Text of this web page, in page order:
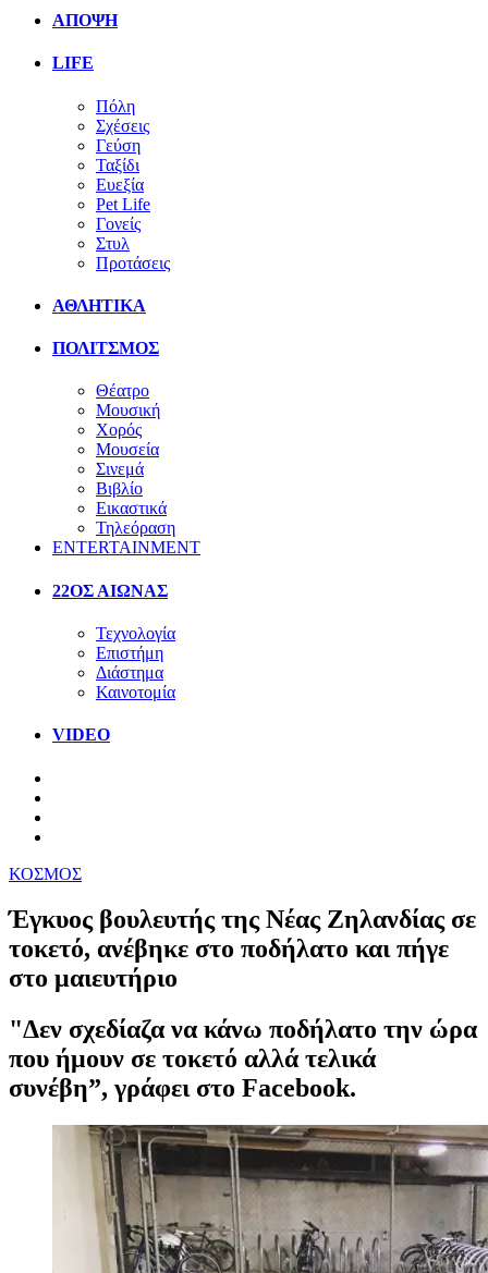
ΑΠΟΨΗ
LIFE
Πόλη
Σχέσεις
Γεύση
Ταξίδι
Ευεξία
Pet Life
Γονείς
Στυλ
Προτάσεις
ΑΘΛΗΤΙΚΑ
ΠΟΛΙΤΣΜΟΣ
Θέατρο
Μουσική
Χορός
Μουσεία
Σινεμά
Βιβλίο
Εικαστικά
Τηλεόραση
ENTERTAINMENT
22ΟΣ ΑΙΩΝΑΣ
Τεχνολογία
Επιστήμη
Διάστημα
Καινοτομία
VIDEO
ΚΟΣΜΟΣ
Έγκυος βουλευτής της Νέας Ζηλανδίας σε
τοκετό, ανέβηκε στο ποδήλατο και πήγε
στο μαιευτήριο
"Δεν σχεδίαζα να κάνω ποδήλατο την ώρα
που ήμουν σε τοκετό αλλά τελικά
συνέβη”, γράφει στο Facebook.